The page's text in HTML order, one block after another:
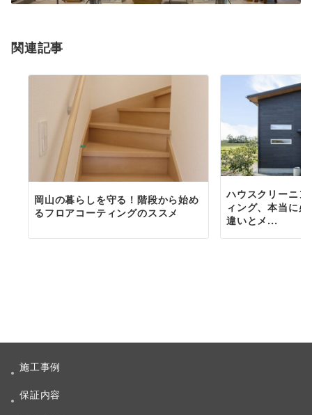
関連記事
岡山の暮らしを守る！階段から始め
るフロアコーティングのススメ
ハウスクリーニ
ィング、本当に
違いとメ...
施工事例
保証内容